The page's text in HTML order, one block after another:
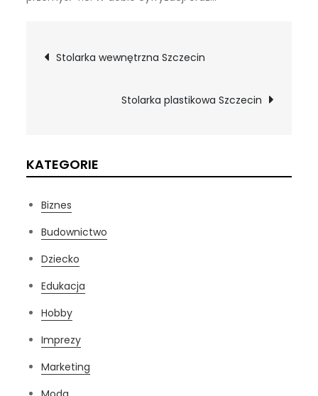
Nawigacja
wpisu
Stolarka wewnętrzna Szczecin
Stolarka plastikowa Szczecin
KATEGORIE
Biznes
Budownictwo
Dziecko
Edukacja
Hobby
Imprezy
Marketing